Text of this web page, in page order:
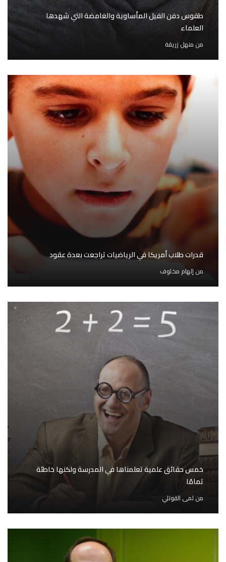
طقوس دفن الفيل المأساوية والغامضة التي شهدها
العلماء
من منهل زريقة
قدرات طلاب أمريكا في الرياضيات تراجعت بعدة عقود
منإلهام مخلوف
خمس حقائق علمية تعلمناها في المدرسة ولكنها خاطئة
تمامًا
من لمى القوتلي